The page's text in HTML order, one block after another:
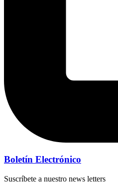
Boletín Electrónico
Suscríbete a nuestro news letters